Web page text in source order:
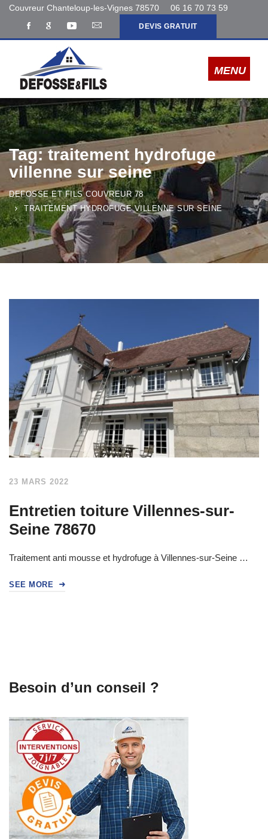
Couvreur Chanteloup-les-Vignes 78570 06 16 70 73 59
DEVIS GRATUIT
Tag: traitement hydrofuge
villenne sur seine
DEFOSSE ET FILS COUVREUR 78
TRAITEMENT HYDROFUGE VILLENNE SUR SEINE
23 MARS 2022
Entretien toiture Villennes-sur-
Seine 78670
Traitement anti mousse et hydrofuge à Villennes-sur-Seine …
SEE MORE
Besoin d’un conseil ?